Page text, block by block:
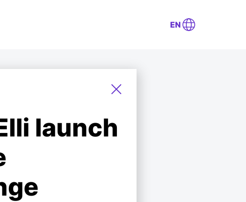
EN
launch